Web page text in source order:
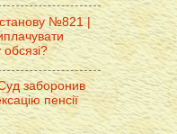
№821 |
заборонив
пенсії